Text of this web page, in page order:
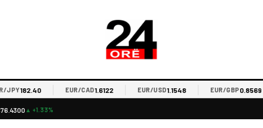
182.40 EUR/CAD1.6122 EUR/USD1.1548 EUR/GBP0.8569
▲ +1.33%